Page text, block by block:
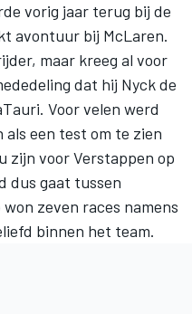
vorig jaar terug bij de
avontuur bij McLaren.
maar kreeg al voor
dat hij Nyck de
Voor velen werd
als een test om te zien
zijn voor Verstappen op
dus gaat tussen
zeven races namens
binnen het team.